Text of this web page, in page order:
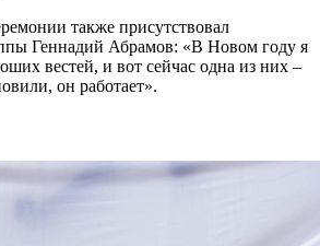
также присутствовал
Геннадий Абрамов: «В Новом году я
вестей, и вот сейчас одна из них –
он работает».